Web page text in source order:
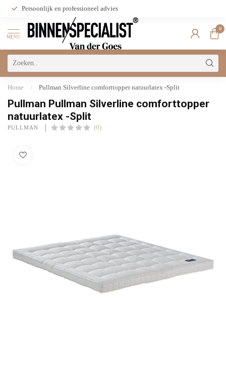
Persoonlijk en professioneel advies
MENU
0
Home / Pullman Silverline comforttopper natuurlatex -Split
Pullman Pullman Silverline comforttopper
natuurlatex -Split
PULLMAN (0)